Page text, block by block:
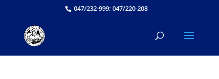
047/232-999; 047/220-208